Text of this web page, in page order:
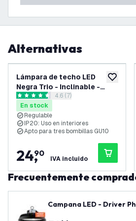
Alternativas
añadir
Lámpara de techo LED
Negra Trio - Inclinable -
Casquillo GU10abrir el panel de reseñas
4.6 estrellas de puntuación
4.6 (7)
En stock
Regulable
IP20: Uso en interiores
Apto para tres bombillas GU10
24,
90
IVA incluido
Frecuentemente
Campana LED - Driver
0W / 180W / 160W - 90°